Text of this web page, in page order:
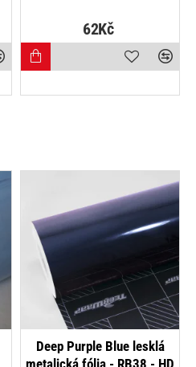
62Kč
Deep Purple Blue lesklá
metalická fólia - RB38 - HD